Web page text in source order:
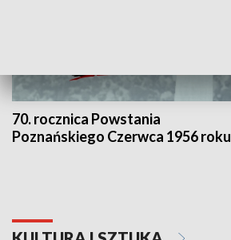
70. rocznica Powstania
Poznańskiego Czerwca 1956 roku